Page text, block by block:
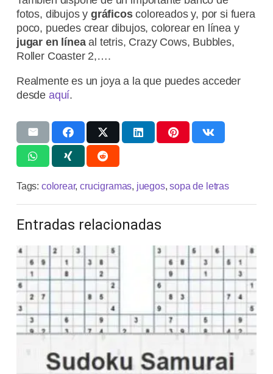
fotos, dibujos y gráficoscoloreados y, por si fuera
poco, puedes crear dibujos, colorear en línea y
jugar en líneaal tetris, Crazy Cows, Bubbles,
Roller Coaster 2,….
Realmente es un joya a la que puedes acceder
desde aquí.
Tags: colorear,crucigramas, juegos,sopa de letras
Entradas relacionadas